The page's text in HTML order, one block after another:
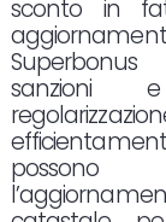
sconto in
sanzioni